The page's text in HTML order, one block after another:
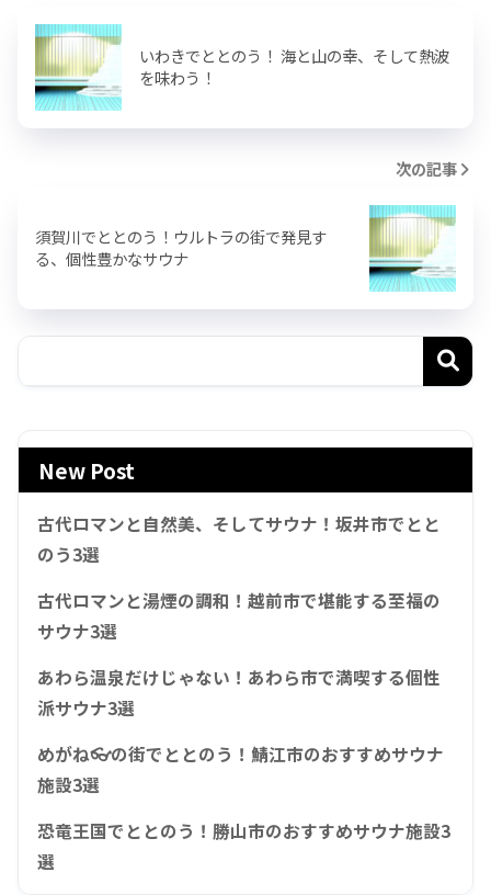
いわきでととのう！ 海と山の幸、そして熱波
を味わう！
次の記事
須賀川でととのう！ウルトラの街で発見す
る、個性豊かなサウナ
New Post
古代ロマンと自然美、そしてサウナ！坂井市でとと
のう3選
古代ロマンと湯煙の調和！越前市で堪能する至福の
サウナ3選
あわら温泉だけじゃない！あわら市で満喫する個性
派サウナ3選
めがね👓の街でととのう！鯖江市のおすすめサウナ
施設3選
恐竜王国でととのう！勝山市のおすすめサウナ施設3
選